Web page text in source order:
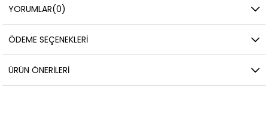
YORUMLAR(0)
ÖDEME SEÇENEKLERI
ÜRÜN ÖNERILERI